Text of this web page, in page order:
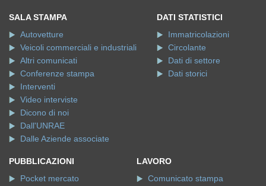
SALA STAMPA
Autovetture
Veicoli commerciali e industriali
Altri comunicati
Conferenze stampa
Interventi
Video interviste
Dicono di noi
Dall'UNRAE
Dalle Aziende associate
DATI STATISTICI
Immatricolazioni
Circolante
Dati di settore
Dati storici
PUBBLICAZIONI
Pocket mercato
LAVORO
Comunicato stampa